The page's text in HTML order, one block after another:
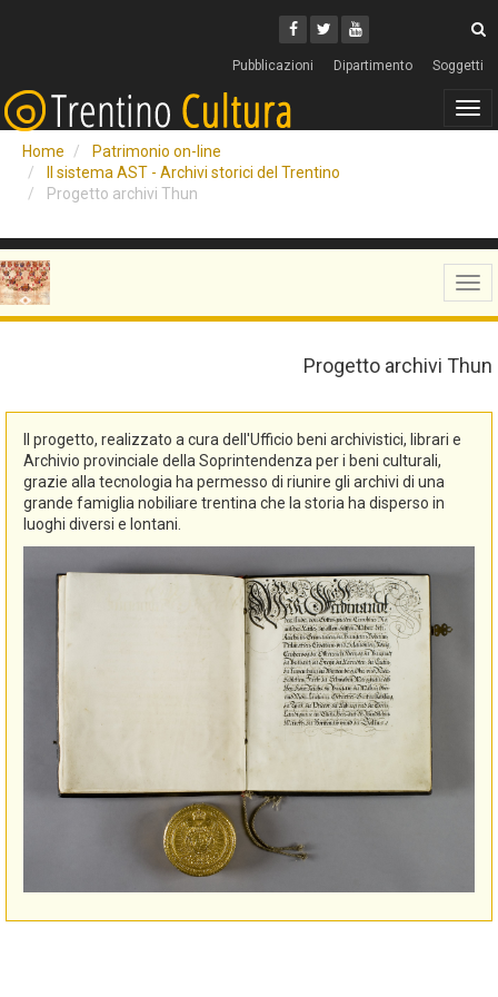
Facebook
Twitter
Youtube
Pubblicazioni Dipartimento Soggetti
Home
Patrimonio on-line
Il sistema AST - Archivi storici del Trentino
Progetto archivi Thun
Progetto archivi Thun
Il progetto, realizzato a cura dell'Ufficio beni archivistici, librari e
Archivio provinciale della Soprintendenza per i beni culturali,
grazie alla tecnologia ha permesso di riunire gli archivi di una
grande famiglia nobiliare trentina che la storia ha disperso in
luoghi diversi e lontani.